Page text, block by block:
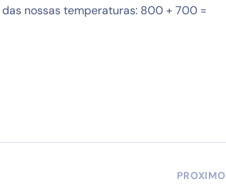
nossas temperaturas: 800 + 700 =
PROXIMO